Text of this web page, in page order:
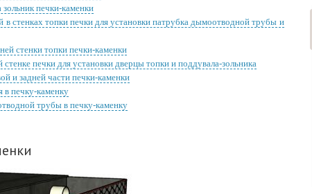
зольник печки-каменки
в стенках топки печки для установки патрубка дымоотводной трубы и
стенки топки печки-каменки
печки для установки дверцы топки и поддувала-зольника
и задней части печки-каменки
в печку-каменку
трубы в печку-каменку